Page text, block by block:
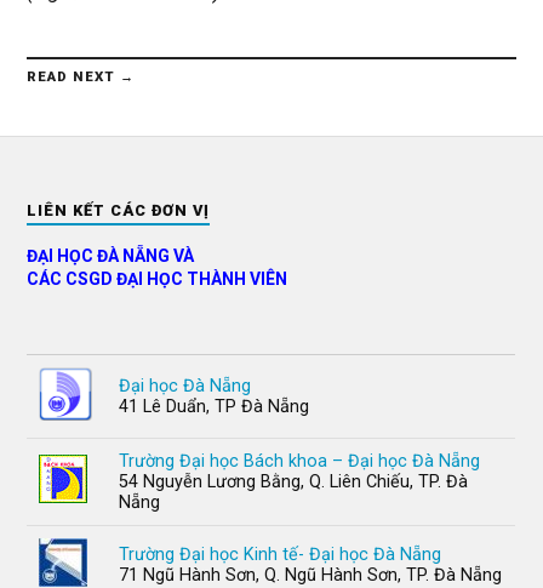
READ NEXT →
LIÊN KẾT CÁC ĐƠN VỊ
ĐẠI HỌC ĐÀ NẴNG VÀ
CÁC CSGD ĐẠI HỌC THÀNH VIÊN
Đại học Đà Nẵng
41 Lê Duẩn, TP Đà Nẵng
Trường Đại học Bách khoa – Đại học Đà Nẵng
54 Nguyễn Lương Bằng, Q. Liên Chiếu, TP. Đà
Nẵng
Trường Đại học Kinh tế- Đại học Đà Nẵng
71 Ngũ Hành Sơn, Q. Ngũ Hành Sơn, TP. Đà Nẵng